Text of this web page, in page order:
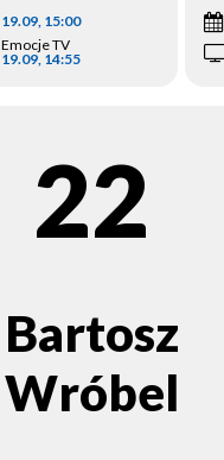
19.09, 15:00
Emocje TV
19.09, 14:55
22
Bartosz
Wróbel